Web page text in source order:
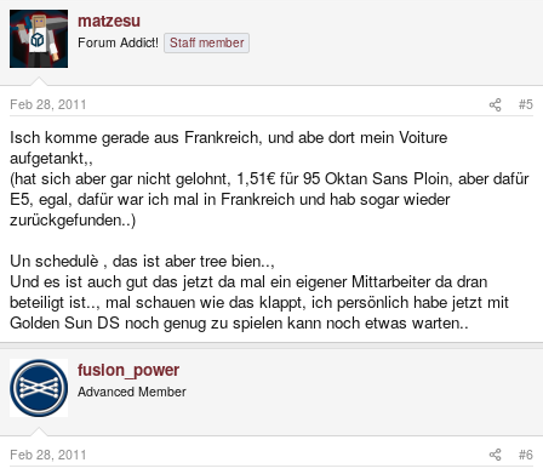
matzesu
Forum Addict! Staff member
Feb 28, 2011 #5
Isch komme gerade aus Frankreich, und abe dort mein Voiture
aufgetankt,,
(hat sich aber gar nicht gelohnt, 1,51€ für 95 Oktan Sans Ploin, aber dafür
E5, egal, dafür war ich mal in Frankreich und hab sogar wieder
zurückgefunden..)
Un schedulè , das ist aber tree bien..,
Und es ist auch gut das jetzt da mal ein eigener Mittarbeiter da dran
beteiligt ist.., mal schauen wie das klappt, ich persönlich habe jetzt mit
Golden Sun DS noch genug zu spielen kann noch etwas warten..
fusion_power
Advanced Member
Feb 28, 2011 #6